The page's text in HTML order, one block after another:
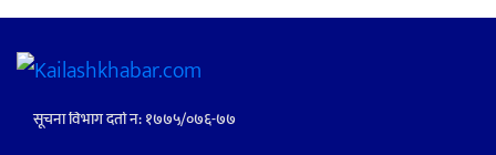
सूचना विभाग दर्ता नं: १७७५/०७६-७७